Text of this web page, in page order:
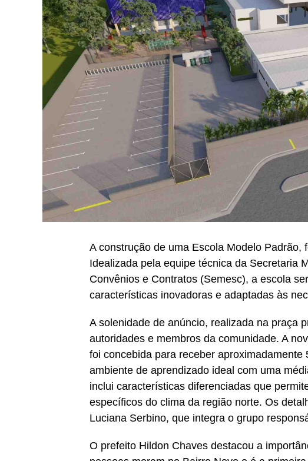
A construção de uma Escola Modelo
Idealizada pela equipe técnica da Secretaria
Convênios e Contratos (Semesc), a escola
características inovadoras e adaptadas às
A solenidade de anúncio, realizada na praça
autoridades e membros da comunidade. A
foi concebida para receber
ambiente de aprendizado ideal com uma
inclui características diferenciadas que
específicos do clima da região norte. Os
Luciana Serbino, que integra o grupo
O prefeito Hildon Chaves destacou a